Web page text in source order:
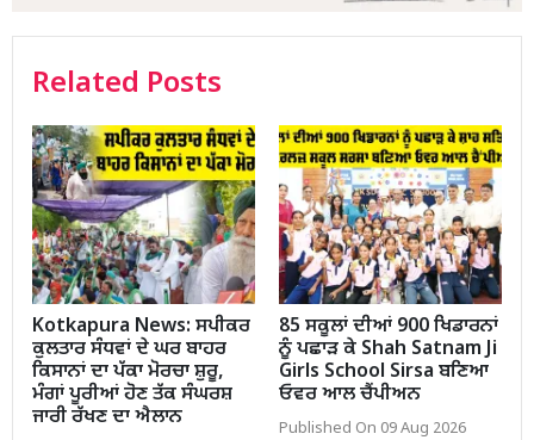
Related Posts
Kotkapura News: ਸਪੀਕਰ
ਕੁਲਤਾਰ ਸੰਧਵਾਂ ਦੇ ਘਰ ਬਾਹਰ
ਕਿਸਾਨਾਂ ਦਾ ਪੱਕਾ ਮੋਰਚਾ ਸ਼ੁਰੂ,
ਮੰਗਾਂ ਪੂਰੀਆਂ ਹੋਣ ਤੱਕ ਸੰਘਰਸ਼
ਜਾਰੀ ਰੱਖਣ ਦਾ ਐਲਾਨ
85 ਸਕੂਲਾਂ ਦੀਆਂ 900 ਖਿਡਾਰਨਾਂ
ਨੂੰ ਪਛਾੜ ਕੇ Shah Satnam Ji
Girls School Sirsa ਬਣਿਆ
ਓਵਰ ਆਲ ਚੈਂਪੀਅਨ
Published On 09 Aug 2026